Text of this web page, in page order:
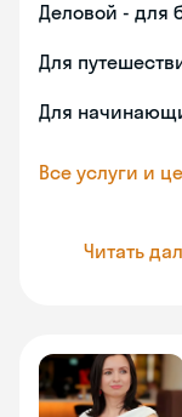
Деловой - для
Для
Для
Все услуги и
Читать